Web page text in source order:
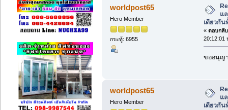
worldpost65
Hero Member
กระทู้: 6955
แ
เดียวกัน
« ตอบกลั
20:12:01
ขออนุญ
worldpost65
Hero Member
แ
เดียวกัน